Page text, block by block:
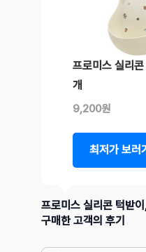
프로미스 실리
개
9,200원
최저가 보러
프로미스 실리콘 턱받
구매한 고객의 후기